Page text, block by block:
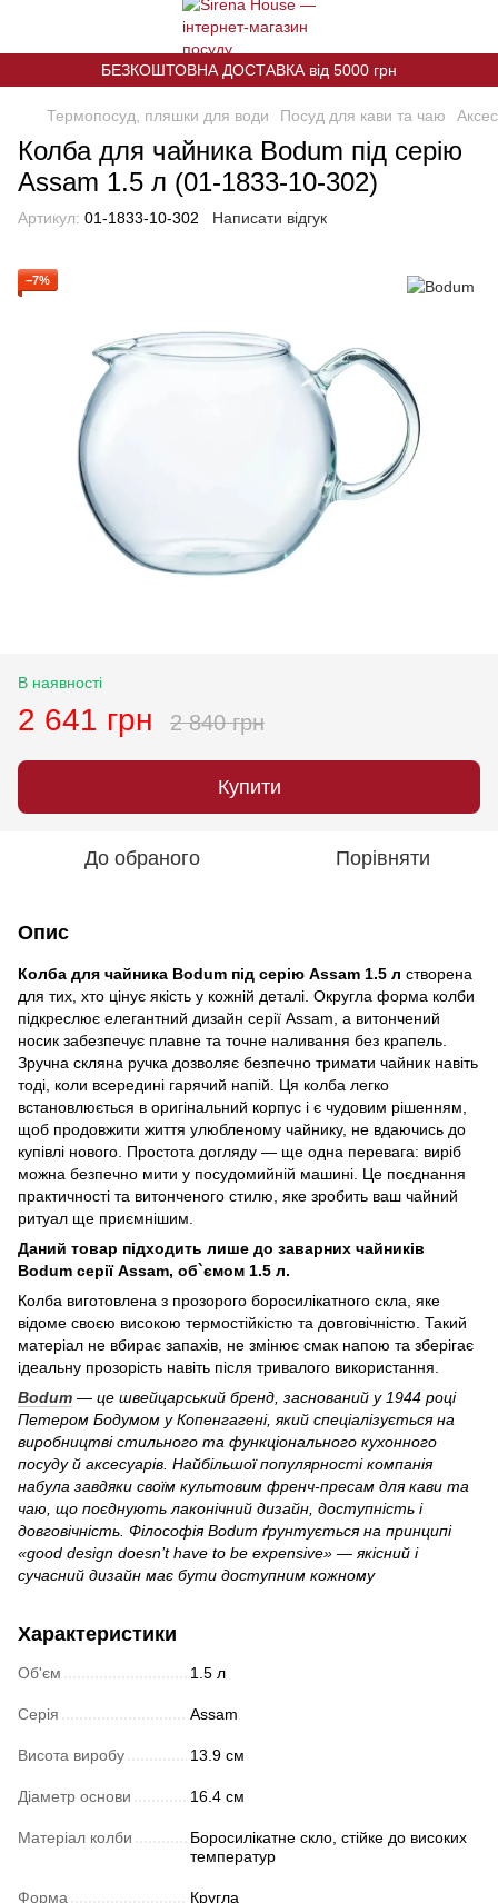
БЕЗКОШТОВНА ДОСТАВКА від 5000 грн
Термопосуд, пляшки для води Посуд для кави та чаю
Колба для чайника Bodum під серію
Assam 1.5 л (01-1833-10-302)
Артикул: 01-1833-10-302 Написати відгук
−7%
В наявності
2 641 грн 2 840 грн
Купити
До обраного Порівняти
Опис
Колба для чайника Bodum під серію Assam 1.5 л створена
для тих, хто цінує якість у кожній деталі. Округла форма колби
підкреслює елегантний дизайн серії Assam, а витончений
носик забезпечує плавне та точне наливання без крапель.
Зручна скляна ручка дозволяє безпечно тримати чайник навіть
тоді, коли всередині гарячий напій. Ця колба легко
встановлюється в оригінальний корпус і є чудовим рішенням,
щоб продовжити життя улюбленому чайнику, не вдаючись до
купівлі нового. Простота догляду — ще одна перевага: виріб
можна безпечно мити у посудомийній машині. Це поєднання
практичності та витонченого стилю, яке зробить ваш чайний
ритуал ще приємнішим.
Даний товар підходить лише до заварних чайників
Bodum серії Assam, об`ємом 1.5 л.
Колба виготовлена з прозорого боросилікатного скла, яке
відоме своєю високою термостійкістю та довговічністю. Такий
матеріал не вбирає запахів, не змінює смак напою та зберігає
ідеальну прозорість навіть після тривалого використання.
Bodum — це швейцарський бренд, заснований у 1944 році
Петером Бодумом у Копенгагені, який спеціалізується на
виробництві стильного та функціонального кухонного
посуду й аксесуарів. Найбільшої популярності компанія
набула завдяки своїм культовим френч-пресам для кави та
чаю, що поєднують лаконічний дизайн, доступність і
довговічність. Філософія Bodum ґрунтується на принципі
«good design doesn’t have to be expensive» — якісний і
сучасний дизайн має бути доступним кожному
Характеристики
Об'єм 1.5 л
Серія Assam
Висота виробу 13.9 см
Діаметр основи 16.4 см
Матеріал колби
Боросилікатне скло, стійке до високих
температур
Форма Кругла